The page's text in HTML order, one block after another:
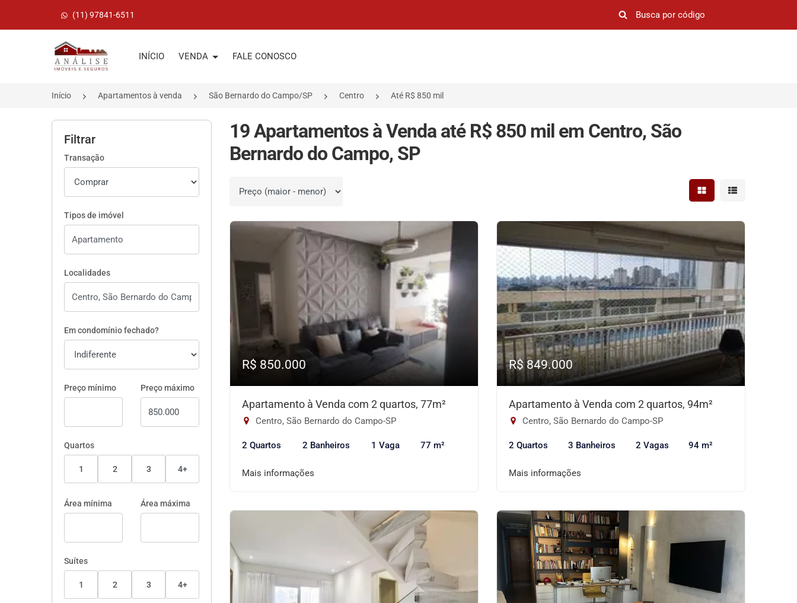
(11) 97841-6511
Página inicial
INÍCIO VENDA FALE CONOSCO
Início Apartamentos à venda São Bernardo do Campo/SP Centro Até R$ 850 mil
Filtrar
Transação
Tipos de imóvel
Localidades
Em condomínio fechado?
Preço mínimo Preço máximo
Quartos
1 2 3 4+
Área mínima Área máxima
Suítes
1 2 3 4+
19 Apartamentos à Venda até R$ 850 mil em Centro, São
Bernardo do Campo, SP
Ordenar por Mostrar resultados em
Mostrar
R$ 850.000
Apartamento à Venda com 2 quartos, 77m²
Centro, São Bernardo do Campo-SP
2 Quartos 2 Banheiros 1 Vaga 77 m²
Mais informações
R$ 849.000
Apartamento à Venda com 2 quartos, 94m²
Centro, São Bernardo do Campo-SP
2 Quartos 3 Banheiros 2 Vagas 94 m²
Mais informações